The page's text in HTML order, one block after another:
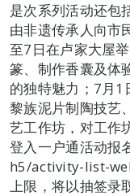
是次系列活动还包
由非遗传承人向市
至7日在卢家大屋
篆、制作香囊及体
的独特魅力；7月1
黎族泥片制陶技艺
艺工作坊，对工作
登入一户通活动
h5/activity-list-
上限，将以抽签录